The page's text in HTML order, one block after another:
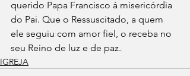
querido Papa Francisco à misericórdia
do Pai. Que o Ressuscitado, a quem
ele seguiu com amor fiel, o receba no
seu Reino de luz e de paz.
IGREJA